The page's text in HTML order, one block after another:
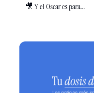
🎥 Y el Oscar es para...